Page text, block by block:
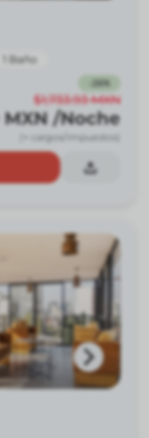
Baño
26%
$1,733.93 MXN
MXN /Noche
(+ cargos/impuestos)